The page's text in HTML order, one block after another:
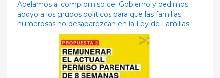
Apelamos al compromiso del Gobierno y pedimos
apoyo a los grupos políticos para que las familias
numerosas no desaparezcan en la Ley de Familias